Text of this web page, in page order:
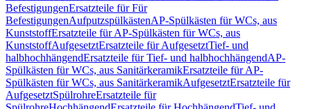
BefestigungenErsatzteile für Für
BefestigungenAufputzspülkästenAP-Spülkästen für WCs, aus
KunststoffErsatzteile für AP-Spülkästen für WCs, aus
KunststoffAufgesetztErsatzteile für AufgesetztTief- und
halbhochhängendErsatzteile für Tief- und halbhochhängendAP-
Spülkästen für WCs, aus SanitärkeramikErsatzteile für AP-
Spülkästen für WCs, aus SanitärkeramikAufgesetztErsatzteile für
AufgesetztSpülrohreErsatzteile für